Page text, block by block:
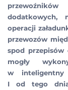
dodatkowych,
operacji
przewozów
spod przepisów
mogły
w inteligentny
I od tego dnia